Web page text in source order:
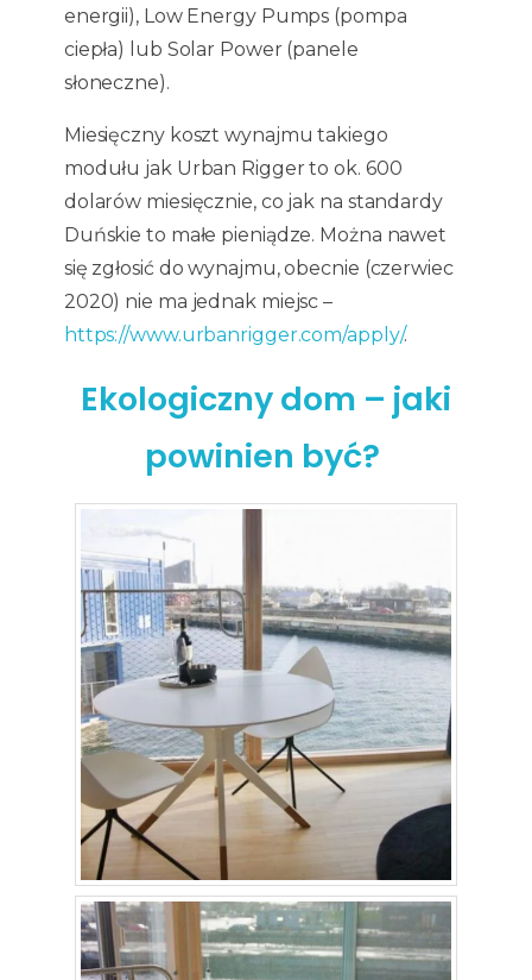
energii), Low Energy Pumps (pompa
ciepła) lub Solar Power (panele
słoneczne).
Miesięczny koszt wynajmu takiego
modułu jak Urban Rigger to ok. 600
dolarów miesięcznie, co jak na standardy
Duńskie to małe pieniądze. Można nawet
się zgłosić do wynajmu, obecnie (czerwiec
2020) nie ma jednak miejsc –
https://www.urbanrigger.com/apply/.
Ekologiczny dom – jaki
powinien być?